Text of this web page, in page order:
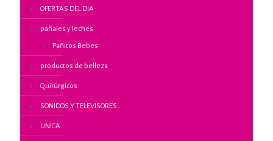
OFERTAS DEL DIA
pañales y leches
Pañitos Bebes
productos de belleza
Quirúrgicos
SONIDOS Y TELEVISORES
UNICA